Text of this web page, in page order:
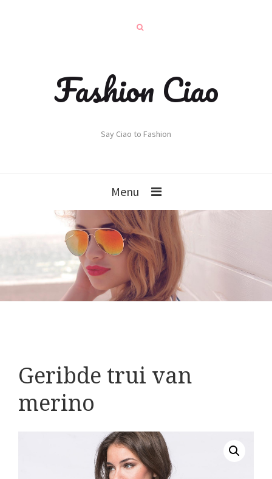
Fashion Ciao
Say Ciao to Fashion
Menu
Geribde trui van
merino